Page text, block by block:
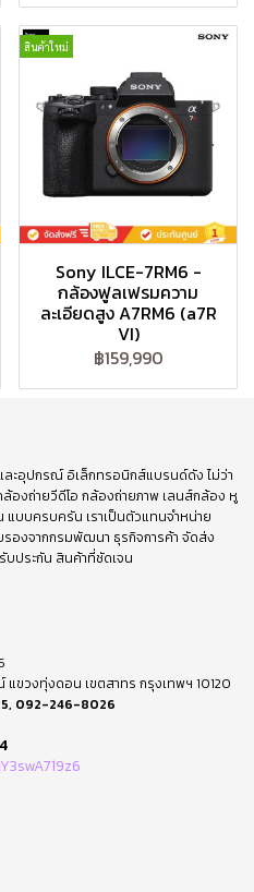
สินค้าใหม่
Sony ILCE-7RM6 -
กล้องฟูลเฟรมความ
ละเอียดสูง A7RM6 (a7R
VI)
฿159,990
ละอุปกรณ์ อิเล็กทรอนิกส์แบรนด์ดัง ไม่ว่า
องถ่ายวีดีโอ กล้องถ่ายภาพ เลนส์กล้อง หู
แบบครบครัน เราเป็นตัวแทนจำหน่าย
รองจากกรมพัฒนา ธุรกิจการค้า จัดส่ง
บประกัน สินค้าที่ชัดเจน
ขวงทุ่งดอน เขตสาทร กรุงเทพฯ 10120
, 092-246-8026